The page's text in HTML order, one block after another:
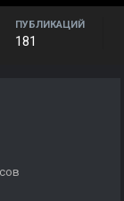
ПУБЛИКАЦИЙ
181